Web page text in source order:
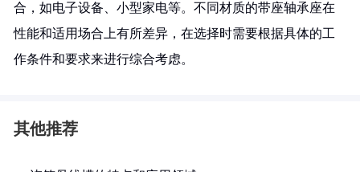
合，如电子设备、小型家电等。不同材质的带座轴承座在
性能和适用场合上有所差异，在选择时需要根据具体的工
作条件和要求来进行综合考虑。
其他推荐